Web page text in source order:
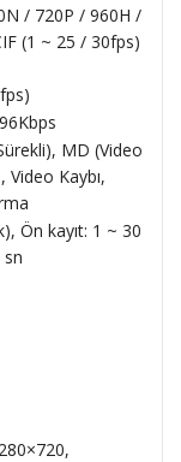
/ 720P / 960H /
(1 ~ 25 / 30fps)
MD (Video
Video Kaybı,
Ön kayıt: 1 ~ 30
sn